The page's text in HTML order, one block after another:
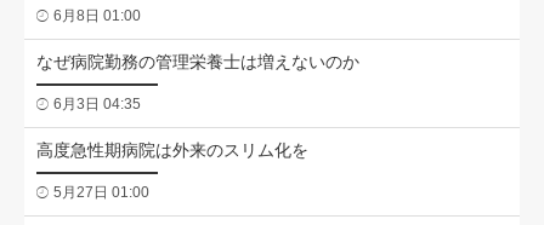
6月8日 01:00
なぜ病院勤務の管理栄養士は増えないのか
6月3日 04:35
高度急性期病院は外来のスリム化を
5月27日 01:00